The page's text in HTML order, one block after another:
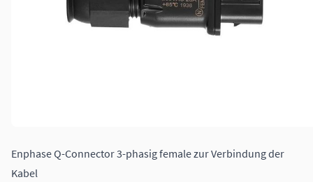
Enphase Q-Connector 3-phasig female zur Verbindung der
Kabel